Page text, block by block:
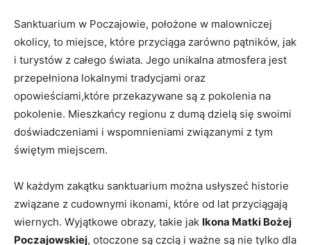
Sanktuarium w Poczajowie, położone w malowniczej
okolicy, to miejsce, które przyciąga zarówno pątników, jak
i turystów z całego świata. Jego unikalna atmosfera jest
przepełniona lokalnymi tradycjami oraz
opowieściami,które przekazywane są z pokolenia na
pokolenie. Mieszkańcy regionu z dumą dzielą się swoimi
doświadczeniami i wspomnieniami związanymi z tym
świętym miejscem.
W każdym zakątku sanktuarium można usłyszeć historie
związane z cudownymi ikonami, które od lat przyciągają
wiernych. Wyjątkowe obrazy, takie jak Ikona Matki Bożej
Poczajowskiej, otoczone są czcią i ważne są nie tylko dla